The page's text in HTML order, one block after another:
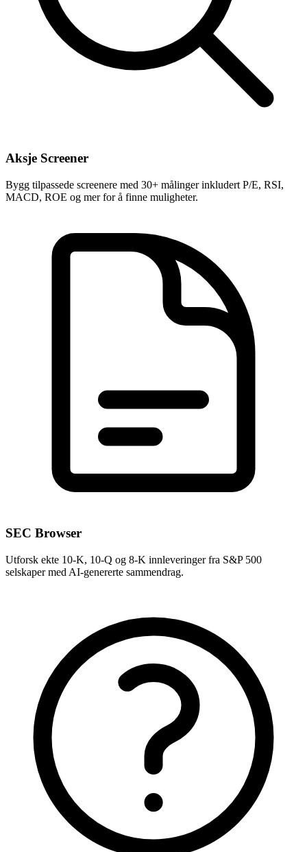
Aksje Screener
Bygg tilpassede screenere med 30+ målinger inkludert P/E, RSI,
MACD, ROE og mer for å finne muligheter.
SEC Browser
Utforsk ekte 10-K, 10-Q og 8-K innleveringer fra S&P 500
selskaper med AI-genererte sammendrag.